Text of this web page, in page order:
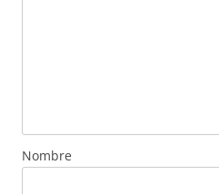
Nombre